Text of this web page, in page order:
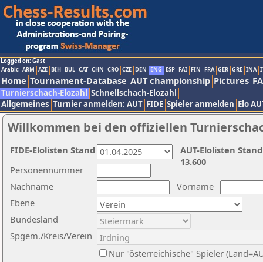
Logged on: Gast
Arabic ARM AZE BIH BUL CAT CHN CRO CZE DEN ENG ESP FAI FIN FRA GER GRE INA
Home Tournament-Database AUT championship Pictures
Turnierschach-Elozahl Schnellschach-Elozahl
Allgemeines Turnier anmelden: AUT FIDE Spieler anmelden Elo
Willkommen bei den offiziellen
Nachname
Vorname
Ebene
Personennummer
Bundesland
Spgem./Kreis/Verein
Nur "österreichische" Spieler
AUT-Elolisten
13.600
FIDE-Elolisten Stand